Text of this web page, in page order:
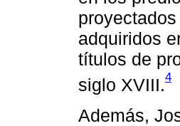
adquiridos
títulos de
siglo XVIII.4
Además,